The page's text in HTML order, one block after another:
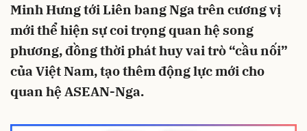
Minh Hưng tới Liên bang Nga trên cương vị
mới thể hiện sự coi trọng quan hệ song
phương, đồng thời phát huy vai trò “cầu nối”
của Việt Nam, tạo thêm động lực mới cho
quan hệ ASEAN-Nga.
Hủy Gửi